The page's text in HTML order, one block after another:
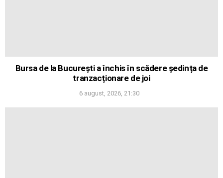
Bursa de la București a închis în scădere ședința de
tranzacționare de joi
6 august, 2026, 21:30